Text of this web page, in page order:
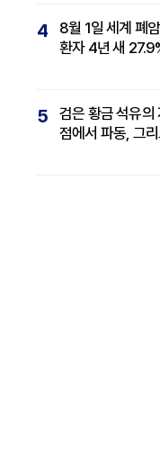
4
8월 1일 세계 폐
환자 4년 새
5
검은 황금 석유의
점에서 파동, 그